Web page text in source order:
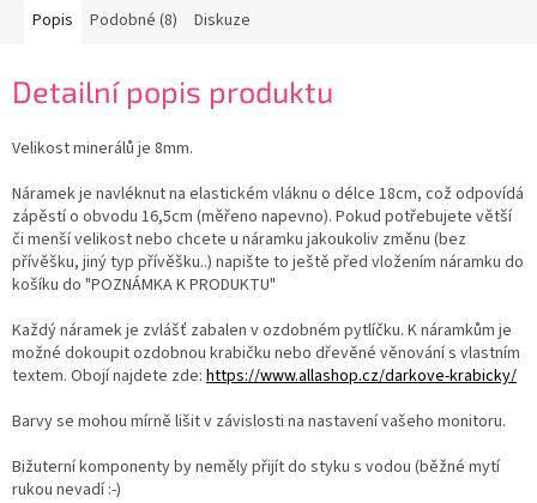
Popis Podobné (8) Diskuze
Detailní popis produktu
Velikost minerálů je 8mm.
Náramek je navléknut na elastickém vláknu o délce 18cm, což odpovídá
zápěstí o obvodu 16,5cm (měřeno napevno). Pokud potřebujete větší
či menší velikost nebo chcete u náramku jakoukoliv změnu (bez
přívěšku, jiný typ přívěšku..) napište to ještě před vložením náramku do
košíku do "POZNÁMKA K PRODUKTU"
Každý náramek je zvlášť zabalen v ozdobném pytlíčku. K náramkům je
možné dokoupit ozdobnou krabičku nebo dřevěné věnování s vlastním
textem. Obojí najdete zde: https://www.allashop.cz/darkove-krabicky/
Barvy se mohou mírně lišit v závislosti na nastavení vašeho monitoru.
Bižuterní komponenty by neměly přijít do styku s vodou (běžné mytí
rukou nevadí :-)